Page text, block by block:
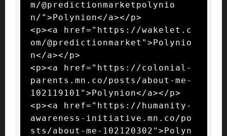
m/@predictionmarketpolynio
n/">Polynion</a></p>
<p><a href="https://wakelet.c
om/@predictionmarket">Polynio
n</a></p>
<p><a href="https://colonial-
parents.mn.co/posts/about-me-
102119101">Polynion</a></p>
<p><a href="https://humanity-
awareness-initiative.mn.co/po
sts/about-me-102120302">Polyn